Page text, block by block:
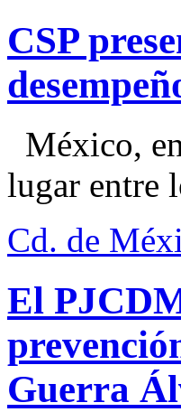
CSP
México,
lugar entre
Cd. de
El
Guerra